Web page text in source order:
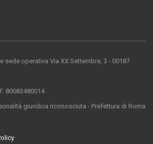
sede operativa Via XX Settembre, 3 - 00187
80083480014
giuridica riconosciuta - Prefettura di Roma